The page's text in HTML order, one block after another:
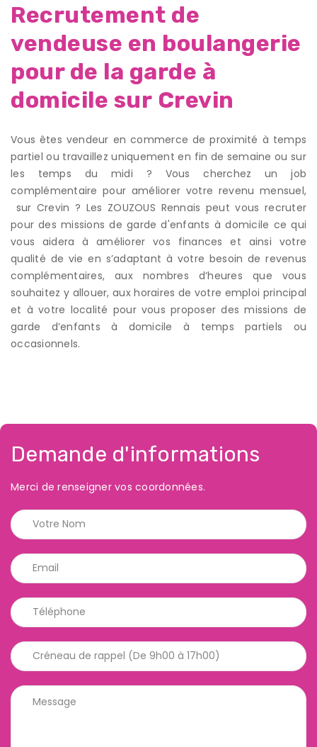
Recrutement de
vendeuse en boulangerie
pour de la garde à
domicile sur Crevin
Vous êtes vendeur en commerce de proximité à temps
partiel ou travaillez uniquement en fin de semaine ou sur
les temps du midi ? Vous cherchez un job
complémentaire pour améliorer votre revenu mensuel,
sur Crevin ? Les ZOUZOUS Rennais peut vous recruter
pour des missions de garde d'enfants à domicile ce qui
vous aidera à améliorer vos finances et ainsi votre
qualité de vie en s’adaptant à votre besoin de revenus
complémentaires, aux nombres d’heures que vous
souhaitez y allouer, aux horaires de votre emploi principal
et à votre localité pour vous proposer des missions de
garde d’enfants à domicile à temps partiels ou
occasionnels.
Demande d'informations
Merci de renseigner vos coordonnées.